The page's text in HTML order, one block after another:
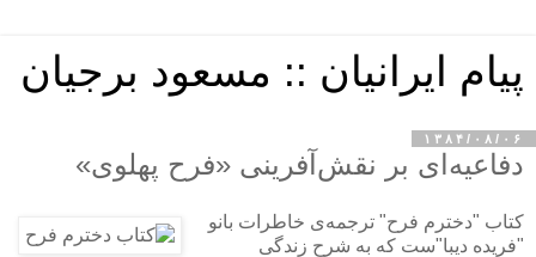
پیام ایرانیان :: مسعود برجیان
۱۳۸۴/۰۸/۰۶
دفاعیه‌ای بر نقش‌آفرینی «فرح پهلوی»
كتاب "دخترم فرح" ترجمه‌ی خاطرات بانو
"فریده دیبا"‌ست كه به شرح زندگی